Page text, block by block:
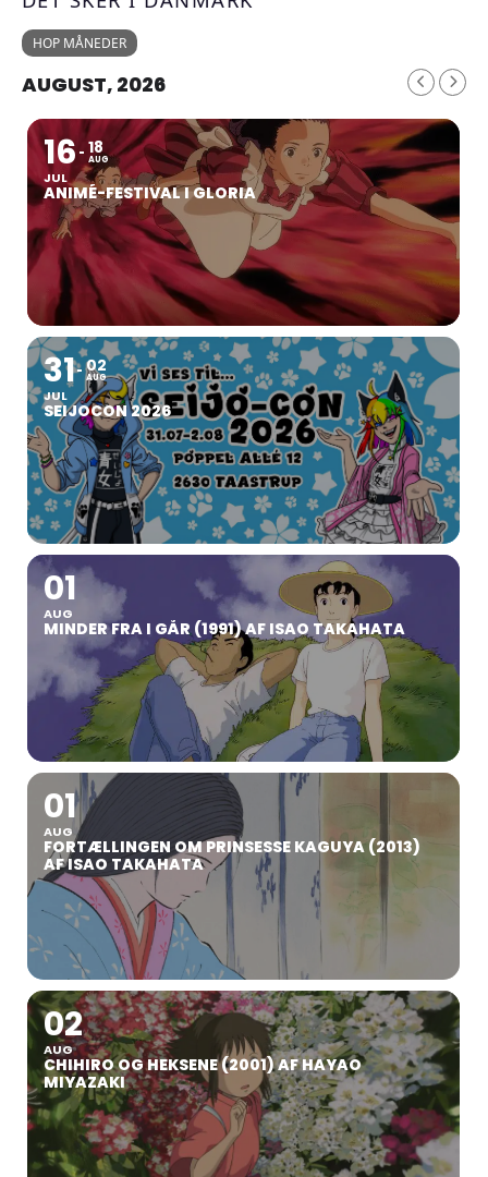
HOP MÅNEDER
AUGUST, 2026
16
JUL
18
AUG
ANIMÉ-FESTIVAL I GLORIA
31
JUL
02
AUG
SEIJOCON 2026
01
AUG
MINDER FRA I GÅR (1991) AF ISAO TAKAHATA
01
AUG
FORTÆLLINGEN OM PRINSESSE KAGUYA (2013)
AF ISAO TAKAHATA
02
AUG
CHIHIRO OG HEKSENE (2001) AF HAYAO
MIYAZAKI